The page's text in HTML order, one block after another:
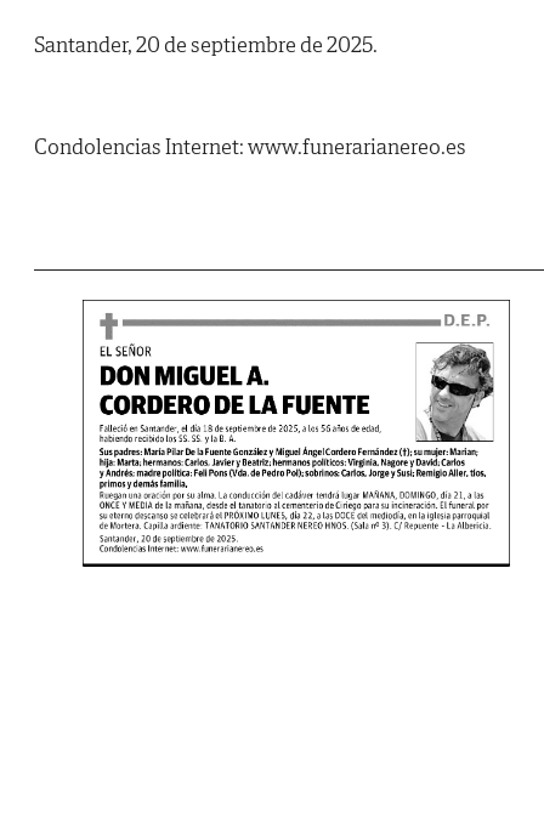
Santander, 20 de septiembre de 2025.
Condolencias Internet: www.funerarianereo.es